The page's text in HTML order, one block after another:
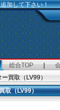
加して下さい！
総合TOP |
買取（LV99）
取（LV99）